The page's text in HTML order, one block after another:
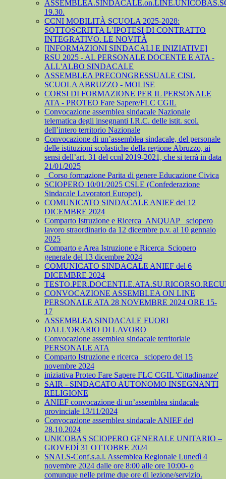
19.30.
CCNI MOBILITÀ SCUOLA 2025-2028:
SOTTOSCRITTA L’IPOTESI DI CONTRATTO
INTEGRATIVO. LE NOVITÀ
[INFORMAZIONI SINDACALI E INIZIATIVE]
RSU 2025 - AL PERSONALE DOCENTE E ATA -
ALL'ALBO SINDACALE
ASSEMBLEA PRECONGRESSUALE CISL
SCUOLA ABRUZZO - MOLISE
CORSI DI FORMAZIONE PER IL PERSONALE
ATA - PROTEO Fare Sapere/FLC CGIL
Convocazione assemblea sindacale Nazionale
telematica degli insegnanti I.R.C. delle istit. scol.
dell’intero territorio Nazionale
Convocazione di un’assemblea sindacale, del personale
delle istituzioni scolastiche della regione Abruzzo, ai
sensi dell’art. 31 del ccnl 2019-2021, che si terrà in data
21/01/2025
_Corso formazione Parita di genere Educazione Civica
SCIOPERO 10/01/2025 CSLE (Confederazione
Sindacale Lavoratori Europei).
COMUNICATO SINDACALE ANIEF del 12
DICEMBRE 2024
Comparto Istruzione e Ricerca_ANQUAP_ sciopero
lavoro straordinario da 12 dicembre p.v. al 10 gennaio
2025
Comparto e Area Istruzione e Ricerca_Sciopero
generale del 13 dicembre 2024
COMUNICATO SINDACALE ANIEF del 6
DICEMBRE 2024
CONVOCAZIONE ASSEMBLEA ON LINE
PERSONALE ATA 28 NOVEMBRE 2024 ORE 15-
17
ASSEMBLEA SINDACALE FUORI
DALL'ORARIO DI LAVORO
Convocazione assemblea sindacale territoriale
PERSONALE ATA
Comparto Istruzione e ricerca_ sciopero del 15
novembre 2024
iniziativa Proteo Fare Sapere FLC CGIL 'Cittadinanze'
SAIR - SINDACATO AUTONOMO INSEGNANTI
RELIGIONE
ANIEF convocazione di un’assemblea sindacale
provinciale 13/11/2024
Convocazione assemblea sindacale ANIEF del
28.10.2024
UNICOBAS SCIOPERO GENERALE UNITARIO –
GIOVEDÍ 31 OTTOBRE 2024
SNALS-Conf.s.a.l. Assemblea Regionale Lunedì 4
novembre 2024 dalle ore 8:00 alle ore 10:00- o
comunque nelle prime due ore di lezione/servizio.